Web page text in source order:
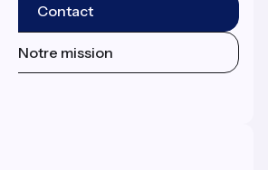
Contact
Notre mission